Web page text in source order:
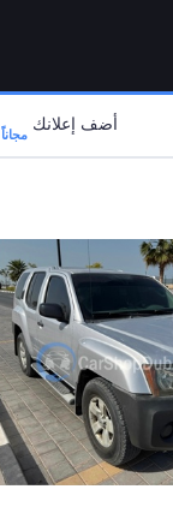
أضف إعلانك مجاناً